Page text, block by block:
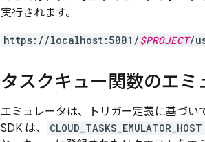
実行されます。
https://localhost:5001/$PROJECT/
タスクキュー関数のエ
エミュレータは、トリガー定義に基づ
SDK は、
CLOUD_TASKS_EMULATOR_HOST